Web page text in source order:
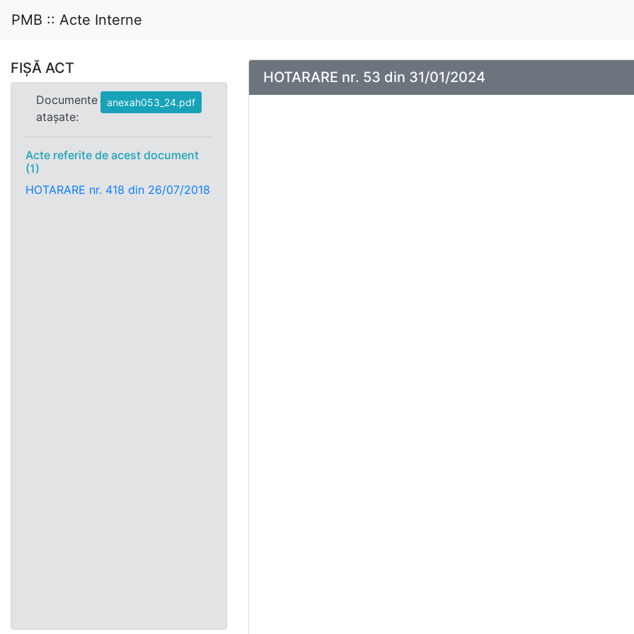
PMB :: Acte Interne
FIȘĂ ACT
Documente
atașate:
anexah053_24.pdf
Acte referite de acest document
(1)
HOTARARE nr. 418 din 26/07/2018
HOTARARE nr. 53 din 31/01/2024